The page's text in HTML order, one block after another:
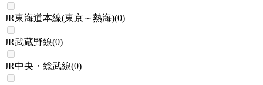
JR東海道本線(東京～熱海)(0)
JR武蔵野線(0)
JR中央・総武線(0)